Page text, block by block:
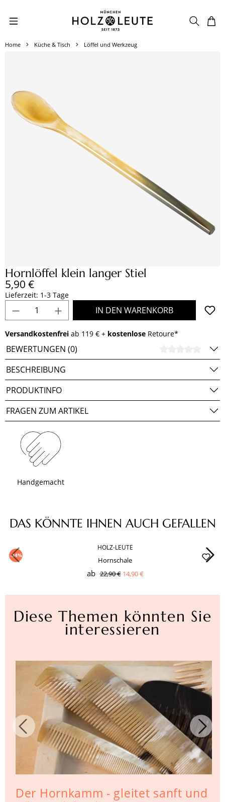
Zum Hauptinhalt springen
Home Küche & Tisch Löffel und Werkzeug
Hornlöffel klein langer Stiel
Regulärer Preis:
5,90 €
Lieferzeit: 1-3 Tage
Produkt Anzahl: Gib den gewünschten
IN DEN WARENKORB
Versandkostenfrei ab 119 € + kostenlose Retoure*
BEWERTUNGEN (0)
BESCHREIBUNG
PRODUKTINFO
FRAGEN ZUM ARTIKEL
Handgemacht
Produktgalerie überspringen
DAS KÖNNTE IHNEN AUCH GEFALLEN
-34%
HOLZ-LEUTE
Hornschale
ab 22,90 € 14,90 €
Diese Themen könnten Sie
interessieren
Der Hornkamm - gleitet sanft und